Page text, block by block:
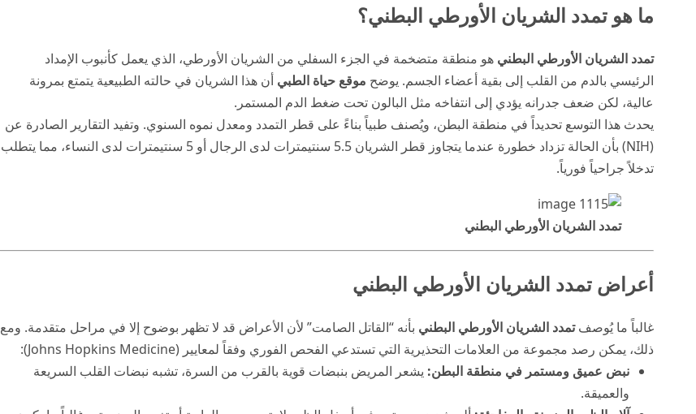
ما هو تمدد الشريان الأورطي البطني؟
تمدد الشريان الأورطي البطني هو منطقة متضخمة في الجزء السفلي من الشريان الأورطي، الذي يعمل كأنبوب الإمداد
الرئيسي بالدم من القلب إلى بقية أعضاء الجسم. يوضح موقع حياة الطبي أن هذا الشريان في حالته الطبيعية يتمتع بمرونة
عالية، لكن ضعف جدرانه يؤدي إلى انتفاخه مثل البالون تحت ضغط الدم المستمر.
يحدث هذا التوسع تحديداً في منطقة البطن، ويُصنف طبياً بناءً على قطر التمدد ومعدل نموه السنوي. وتفيد التقارير الصادرة عن
(
NIH
) بأن الحالة تزداد خطورة عندما يتجاوز قطر الشريان 5.5 سنتيمترات لدى الرجال أو 5 سنتيمترات لدى النساء، مما يتطلب
تدخلاً جراحياً فورياً.
تمدد الشريان الأورطي البطني
أعراض تمدد الشريان الأورطي البطني
غالباً ما يُوصفتمدد الشريان الأورطي البطني بأنه “القاتل الصامت” لأن الأعراض قد لا تظهر بوضوح إلا في مراحل متقدمة. ومع
ذلك، يمكن رصد مجموعة من العلامات التحذيرية التي تستدعي الفحص الفوري وفقاً لمعايير (Johns Hopkins Medicine):
نبض عميق ومستمر في منطقة البطن: يشعر المريض بنبضات قوية بالقرب من السرة، تشبه نبضات القلب السريعة
والعميقة.